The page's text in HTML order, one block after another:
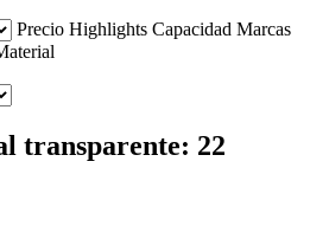
Precio Highlights Capacidad Marcas
transparente: 22